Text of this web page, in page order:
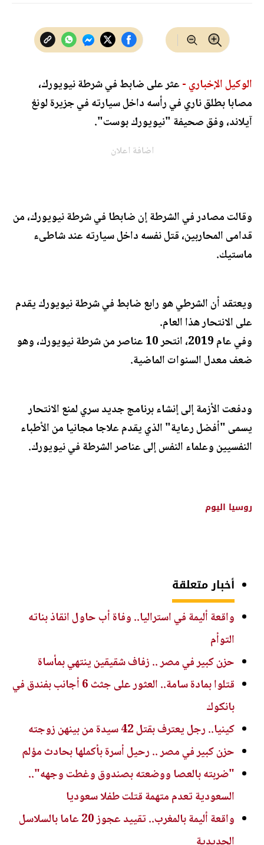
الوكيل الإخباري -عثر على ضابط في شرطة نيويورك،
مصابا بطلق ناري في رأسه داخل سيارته في جزيرة لونغ
آيلاند، وفق صحيفة "نيويورك بوست".
اضافة اعلان
وقالت مصادر في الشرطة إن ضابطا في شرطة نيويورك، من
قدامى المحاربين، قتل نفسه داخل سيارته عند شاطىء
ماستيك.
ويعتقد أن الشرطي هو رابع ضابط في شرطة نيويورك يقدم
على الانتحار هذا العام.
وفي عام 2019، انتحر 10 عناصر من شرطة نيويورك، وهو
ضعف معدل السنوات الماضية.
ودفعت الأزمة إلى إنشاء برنامج جديد سري لمنع الانتحار
يسمى "أفضل رعاية" الذي يقدم علاجا مجانيا من الأطباء
النفسيين وعلماء النفس إلى عناصر الشرطة في نيويورك.
روسيا اليوم
أخبار متعلقة
واقعة أليمة في استراليا.. وفاة أب حاول انقاذ بناته
التوأم
حزن كبير في مصر .. زفاف شقيقين ينتهي بمأساة
قتلوا بمادة سامة.. العثور على جثث 6 أجانب بفندق في
بانكوك
كينيا.. رجل يعترف بقتل 42 سيدة من بينهن زوجته
حزن كبير في مصر .. رحيل أسرة بأكملها بحادث مؤلم
"ضربته بالعصا ووضعته بصندوق وغطت وجهه"..
السعودية تعدم متهمة قتلت طفلا سعوديا
واقعة أليمة بالمغرب.. تقييد عجوز 20 عاما بالسلاسل